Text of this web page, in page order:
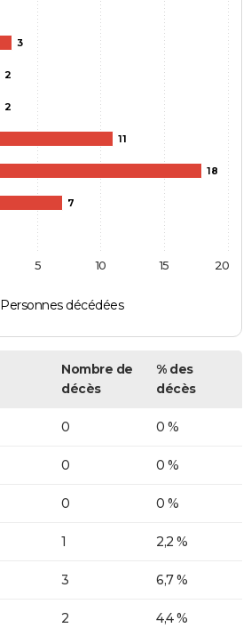
3
2
2
11
18
7
Personnes décédées
5 10 15 20
Nombre de
décès
% des
décès
0 0 %
0 0 %
0 0 %
1 2,2 %
3 6,7 %
2 4,4 %